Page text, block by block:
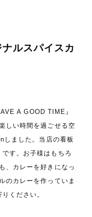
ルスパイスカ
A GOOD TIME』
しい時間を過ごせる空
しました。当店の看板
す。お子様はもちろ
、カレーを好きになっ
のカレーを作っていま
ください。